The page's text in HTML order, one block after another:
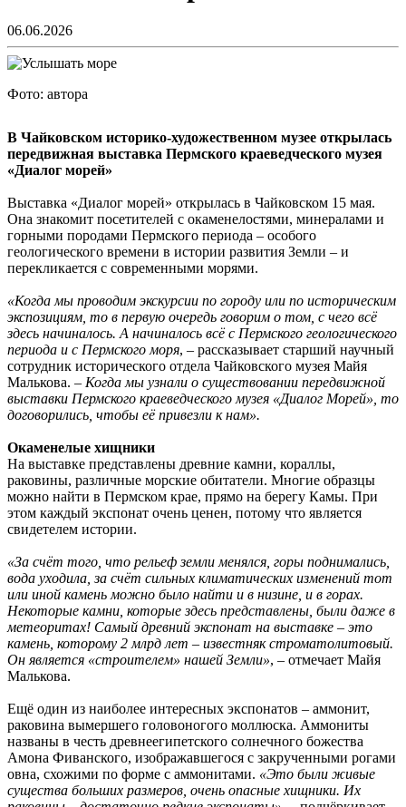
06.06.2026
Фото: автора
В Чайковском историко-художественном музее открылась
передвижная выставка Пермского краеведческого музея
«Диалог морей»
Выставка «Диалог морей» открылась в Чайковском 15 мая.
Она знакомит посетителей с окаменелостями, минералами и
горными породами Пермского периода – особого
геологического времени в истории развития Земли – и
перекликается с современными морями.
«Когда мы проводим экскурсии по городу или по историческим
экспозициям, то в первую очередь говорим о том, с чего всё
здесь начиналось. А начиналось всё с Пермского геологического
периода и с Пермского моря, – рассказывает старший научный
сотрудник исторического отдела Чайковского музея Майя
Малькова. – Когда мы узнали о существовании передвижной
выставки Пермского краеведческого музея «Диалог Морей», то
договорились, чтобы её привезли к нам».
Окаменелые хищники
На выставке представлены древние камни, кораллы,
раковины, различные морские обитатели. Многие образцы
можно найти в Пермском крае, прямо на берегу Камы. При
этом каждый экспонат очень ценен, потому что является
свидетелем истории.
«За счёт того, что рельеф земли менялся, горы поднимались,
вода уходила, за счёт сильных климатических изменений тот
или иной камень можно было найти и в низине, и в горах.
Некоторые камни, которые здесь представлены, были даже в
метеоритах! Самый древний экспонат на выставке – это
камень, которому 2 млрд лет – известняк строматолитовый.
Он является «строителем» нашей Земли», – отмечает Майя
Малькова.
Ещё один из наиболее интересных экспонатов – аммонит,
раковина вымершего головоногого моллюска. Аммониты
названы в честь древнеегипетского солнечного божества
Амона Фиванского, изображавшегося с закрученными рогами
овна, схожими по форме с аммонитами. «Это были живые
существа больших размеров, очень опасные хищники. Их